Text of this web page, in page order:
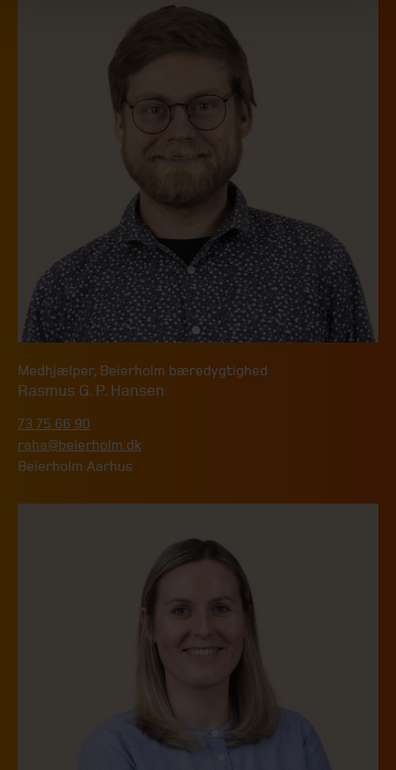
Medhjælper, Beierholm bæredygtighed
Rasmus G. P. Hansen
73 75 66 90
raha@beierholm.dk
Beierholm Aarhus